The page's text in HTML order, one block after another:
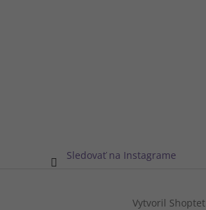
Sledovať na Instagrame
Vytvoril Shoptet